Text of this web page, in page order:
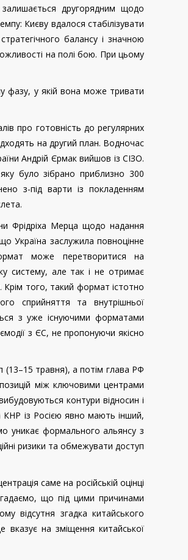
другорядним щодо
Києву вдалося стабілізувати
балансу і значною
на полі бою. При цьому
фазу, у якій вона може тривати
про готовність до регулярних
на другий план. Водночас
Андрій Єрмак вийшов із СІЗО.
було зібрано приблизно 300
з-під варти із покладенням
Фрідріха Мерца щодо надання
Україна заслужила повноцінне
може перетворитися на
систему, але так і не отримає
Крім того, такий формат істотно
сприйняття та внутрішньої
з уже існуючими форматами
з ЄС, не пропонуючи якісно
(13–15 травня), а потім глава РФ
між ключовими центрами
контури відносин і
КНР із Росією явно мають інший,
уникає формального альянсу з
ризики та обмежувати доступ
саме на російській оцінці
що під цими причинами
відсутня згадка китайського
вказує на зміщення китайської